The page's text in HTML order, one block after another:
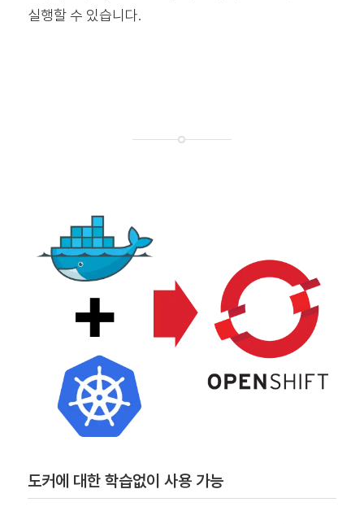
실행할 수 있습니다.
도커에 대한 학습없이 사용 가능